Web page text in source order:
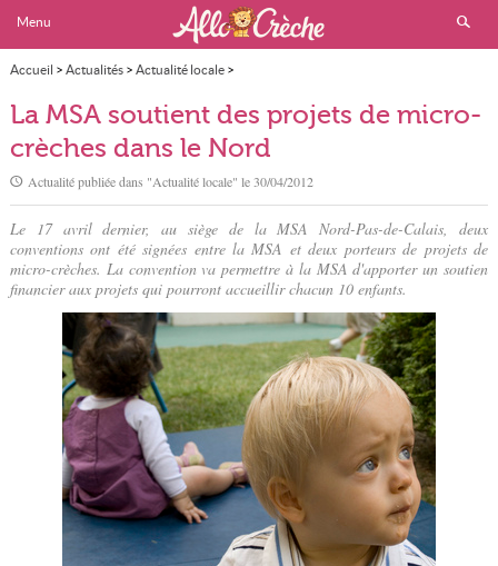
Menu
Accueil > Actualités> Actualité locale>
La MSA soutient des projets de micro-crèches dans le Nord
La MSA soutient des projets de micro-
crèches dans le Nord
Actualité publiée dans "Actualité locale" le30/04/2012
Le 17 avril dernier, au siège de la MSA Nord-Pas-de-Calais, deux
conventions ont été signées entre la MSA et deux porteurs de projets de
micro-crèches. La convention va permettre à la MSA d'apporter un soutien
financier aux projets qui pourront accueillir chacun 10 enfants.